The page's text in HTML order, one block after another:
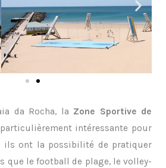
da Rocha, la Zone Sportive de
intéressante pour
ils ont la possibilité de pratiquer
que le football de plage, le volley-